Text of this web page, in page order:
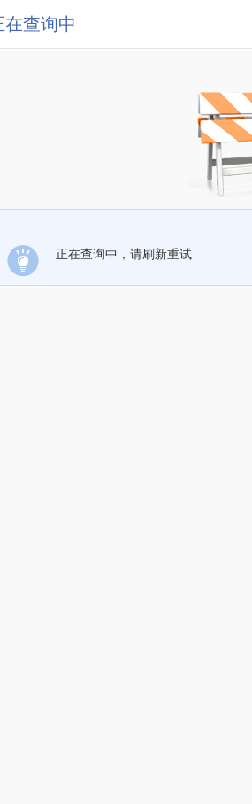
在查询中
正在查询中，请刷新重试